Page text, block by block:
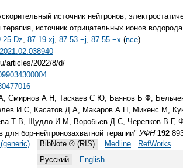
источник нейтронов,
терапия, источник отрицательных ионов водорода
87.19.xj 87.53.−j 87.55.−x (все)
articles/2022/8/d/
Смирнов А Н, Таскаев С Ю, Баянов Б Ф,
И С, Касатов Д А, Макаров А Н, Микенс М,
Т В, Щудло И М, Воробьев Д С, Черепков В Г,
для бор-нейтронозахватной терапии" УФН 192
BibNote ® (RIS) Medline
RefWorks
Русский
English